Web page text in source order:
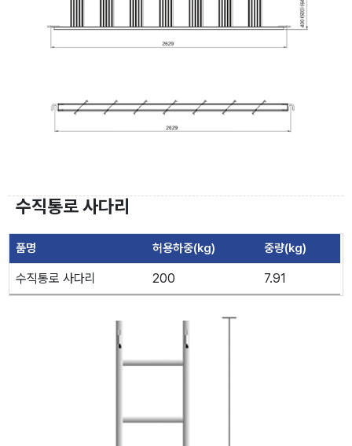
수직통로 사다리
품명 허용하중(kg) 중량(kg)
수직통로 사다리 200 7.91